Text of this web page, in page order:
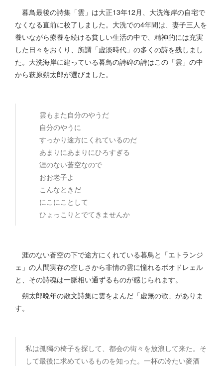
暮鳥最後の詩集「雲」は大正13年12月、大洗海岸の自宅で
なくなる直前に校了しました。大洗での4年間は、妻子三人を
養いながら療養を続ける貧しい生活の中で、精神的には充実
した日々をおくり、所謂「虚淡時代」の多くの詩を残しまし
た。大洗海岸に建っている暮鳥の詩碑の詩はこの「雲」の中
から萩原朔太郎が選びました。
雲もまた自分のやうだ
自分のやうに
すっかり途方にくれているのだ
あまりにあまりにひろすぎる
涯のない蒼空なので
おお老子よ
こんなときだ
にこにことして
ひょっこりとでてきませんか
涯のない蒼空の下で途方にくれている暮鳥と「エトランジ
ェ」の人間実存の空しさから非情の雲に憧れるボオドレェル
と、その詩魂は一脈相い通ずるものが感じられます。
朔太郎晩年の散文詩集に雲をよんだ「虚無の歌」がありま
す。
私は孤獨の椅子を探して、都会の街々を放浪して来た。そ
して最後に求めているものを知った。一杯の冷たい麥酒